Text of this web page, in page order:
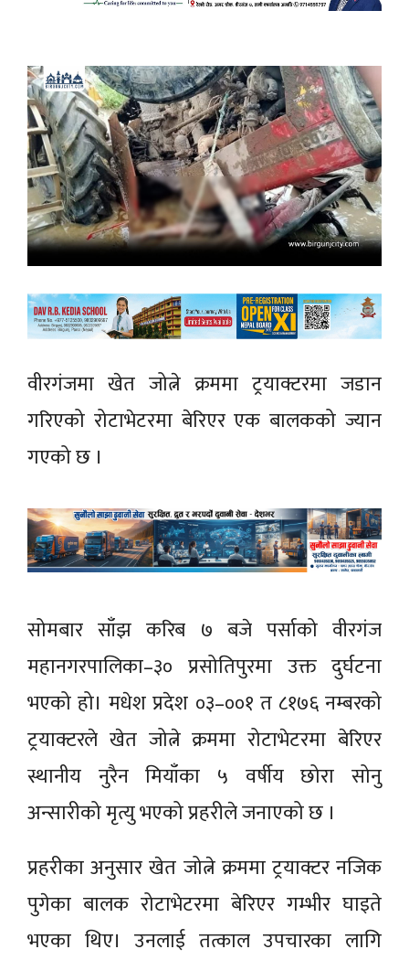
वीरगंजमा खेत जोत्ने क्रममा ट्रयाक्टरमा जडान
गरिएको रोटाभेटरमा बेरिएर एक बालकको ज्यान
गएको छ ।
सोमबार साँझ करिब ७ बजे पर्साको वीरगंज
महानगरपालिका–३० प्रसोतिपुरमा उक्त दुर्घटना
भएको हो। मधेश प्रदेश ०३–००१ त ८१७६ नम्बरको
ट्रयाक्टरले खेत जोत्ने क्रममा रोटाभेटरमा बेरिएर
स्थानीय नुरैन मियाँका ५ वर्षीय छोरा सोनु
अन्सारीको मृत्यु भएको प्रहरीले जनाएको छ ।
प्रहरीका अनुसार खेत जोत्ने क्रममा ट्रयाक्टर नजिक
पुगेका बालक रोटाभेटरमा बेरिएर गम्भीर घाइते
भएका थिए। उनलाई तत्काल उपचारका लागि